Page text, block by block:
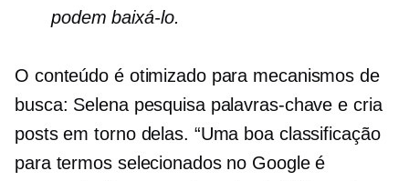
podem baixá-lo.
O conteúdo é otimizado para mecanismos de
busca: Selena pesquisa palavras-chave e cria
posts em torno delas. “Uma boa classificação
para termos selecionados no Google é